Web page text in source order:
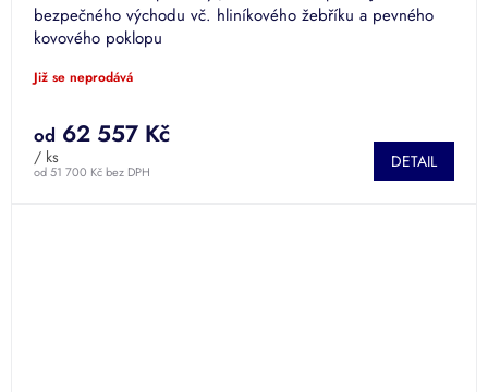
bezpečného východu vč. hliníkového žebříku a pevného
kovového poklopu
Již se neprodává
od 51 700 Kč bez DPH
od 62 557 Kč
/ ks DETAIL